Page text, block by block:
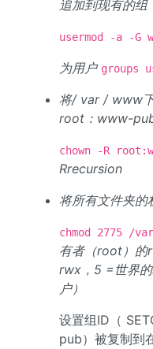
追加到现有的组
usermod -a -G
为用户 groups
将/ var / www
root：www-
chown -R
Rrecursion
将所有文件夹
chmod 2775 /
有者（root）
rwx，5 =世界
户）
设置组ID（
pub）被复制到